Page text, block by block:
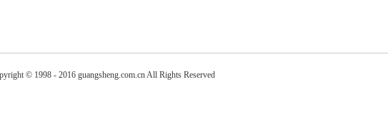
© 1998 - 2016 guangsheng.com.cn All Rights Reserved